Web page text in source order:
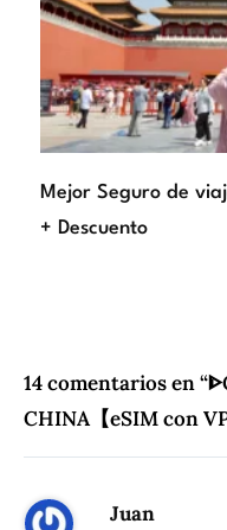
Mejor Seguro de
+ Descuento
14 comentarios en
CHINA【eSIM con
Juan